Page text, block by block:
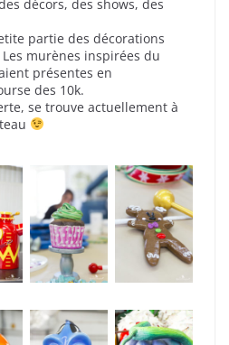
décors, des shows, des
partie des décorations
murènes inspirées du
présentes en
des 10k.
se trouve actuellement à